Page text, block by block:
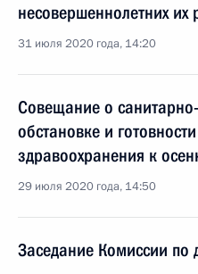
несовершеннолетних их
31 июля 2020 года, 14:20
Совещание о
обстановке и
здравоохранения к
29 июля 2020 года, 14:50
Заседание Комиссии по